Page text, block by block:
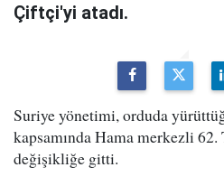
Çiftçi'yi atadı.
Suriye yönetimi, orduda
kapsamında Hama merkezli
değişikliğe gitti.